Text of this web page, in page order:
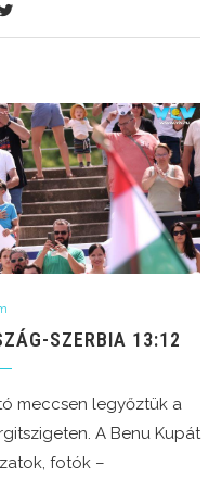
SZERBIA 13:12
meccsen legyőztük a
A Benu Kupát
fotók –